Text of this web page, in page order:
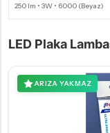
LED Plaka
ARIZA YAKMAZ